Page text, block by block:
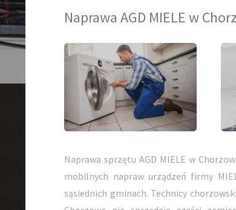
Naprawa AGD MIELE w
Naprawa sprzętu AGD MIELE w
mobilnych napraw urządzeń firmy
sąsiednich gminach. Technicy